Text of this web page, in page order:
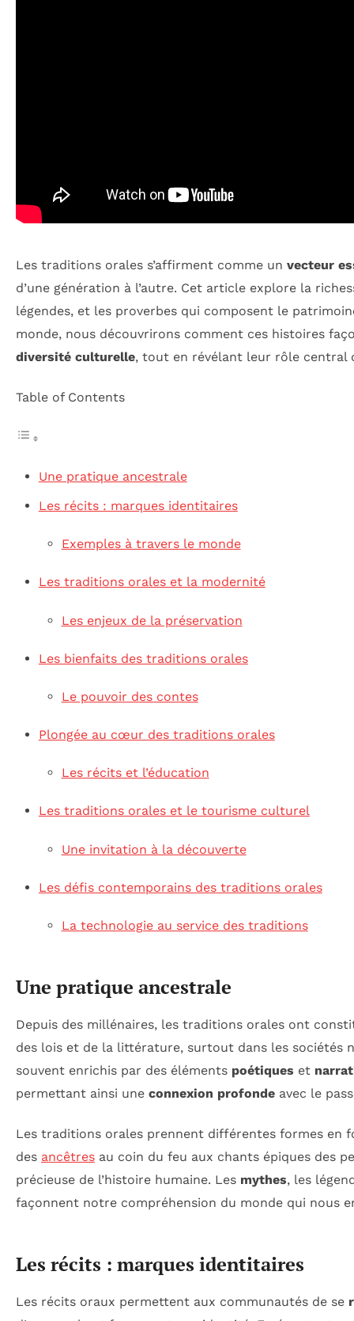
Les traditions orales s’affirment comme un vecteur
d’une génération à l’autre. Cet article explore la
légendes, et les proverbes qui composent le
monde, nous découvrirons comment ces histoires
diversité culturelle, tout en révélant leur rôle central
Table of Contents
Une pratique ancestrale
Les récits : marques identitaires
Exemples à travers le monde
Les traditions orales et la modernité
Les enjeux de la préservation
Les bienfaits des traditions orales
Le pouvoir des contes
Plongée au cœur des traditions orales
Les récits et l’éducation
Les traditions orales et le tourisme culturel
Une invitation à la découverte
Les défis contemporains des traditions orales
La technologie au service des traditions
Une pratique ancestrale
Depuis des millénaires, les traditions orales ont
des lois et de la littérature, surtout dans les sociétés
souvent enrichis par des éléments poétiques et
permettant ainsi une connexion profonde avec le
Les traditions orales prennent différentes formes en
des ancêtres au coin du feu aux chants épiques des
précieuse de l’histoire humaine. Les mythes, les
façonnent notre compréhension du monde qui nous
Les récits : marques identitaires
Les récits oraux permettent aux communautés de se